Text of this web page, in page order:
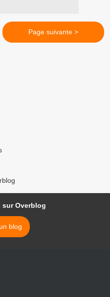
Page suivante >
sur Overblog
blog